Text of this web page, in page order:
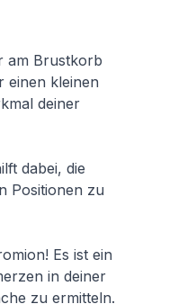
am Brustkorb
einen kleinen
deiner
dabei, die
Positionen zu
Es ist ein
in deiner
zu ermitteln.